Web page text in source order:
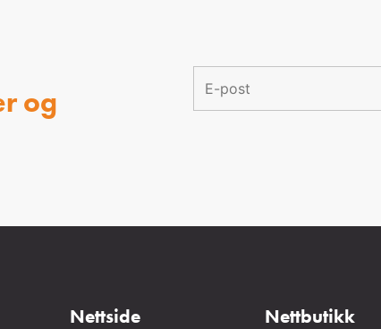
og
Nettside Nettbutikk